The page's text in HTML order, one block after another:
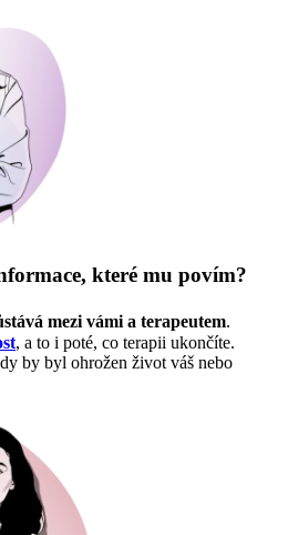
které mu povím?
mezi vámi a terapeutem.
, a to i poté, co terapii ukončíte.
by byl ohrožen život váš nebo